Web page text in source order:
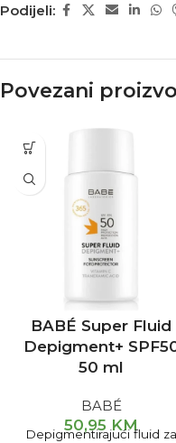
Podijeli:
Povezani
BABÉ Super Fluid
Depigment+
50 ml
BABÉ
50,95KM
Depigmentirajući fluid za